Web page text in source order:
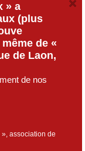
» a
(plus
de «
de Laon,
de nos
», association de